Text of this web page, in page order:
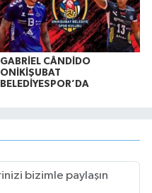
GABRİEL CÂNDİDO
ONİKİŞUBAT
BELEDİYESPOR’DA